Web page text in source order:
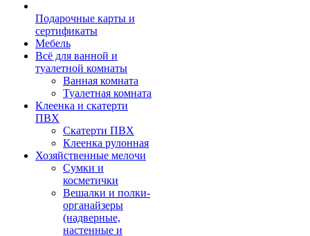
Подарочные карты и
сертификаты
Мебель
Всё для ванной и
туалетной комнаты
Ванная комната
Туалетная комната
Клеенка и скатерти
ПВХ
Скатерти ПВХ
Клеенка рулонная
Хозяйственные мелочи
Сумки и
косметички
Вешалки и полки-
органайзеры
(надверные,
настенные и